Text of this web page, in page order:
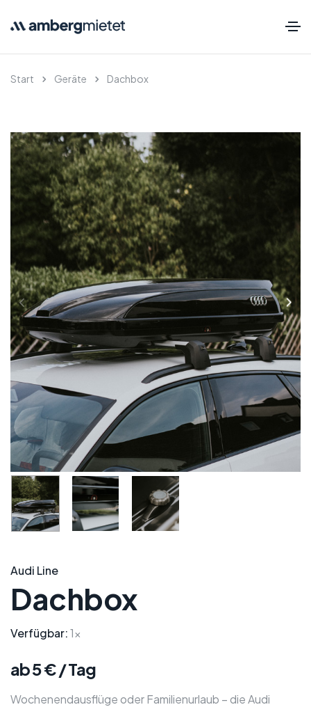
Start Geräte Dachbox
Audi Line
Dachbox
Verfügbar:1x
ab 5 € / Tag
Wochenendausflüge oder Familienurlaub – die Audi